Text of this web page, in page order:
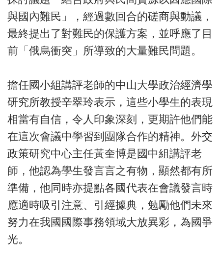
與國內難民」，經過數回合的磋商與動議，
最終提出了對難民的保護方案，並呼應了目
前「俄烏衝突」所導致的大量難民問題。
擔任國小組講評老師的中山大學政治經濟學
研究所教授辛翠玲表示，這些小學生的表現
相當有自信，令人印象深刻，更期許他們能
在這次會議中學習到團隊合作的精神。外交
政策研究中心主任黃奎博是國中組講評老
師，他認為學生發言言之有物，顯然都有所
準備，他同時亦提點各國代表在會議發言時
應適時吸引注意、引經據典，勉勵他們未來
努力在我國國際事務領域大放異彩，為國爭
光。